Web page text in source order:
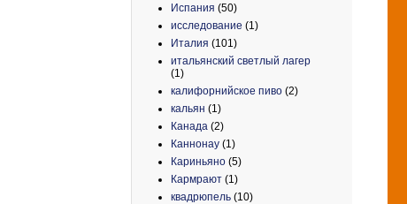
Испания (50)
исследование (1)
Италия (101)
итальянский светлый лагер
(1)
калифорнийское пиво (2)
кальян (1)
Канада (2)
Каннонау (1)
Кариньяно (5)
Кармрают (1)
квадрюпель (10)